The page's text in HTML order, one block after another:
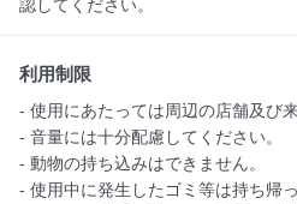
認してください。
利用制限
- 使用にあたっては周辺の店舗及び
- 音量には十分配慮してください。
- 動物の持ち込みはできません。
- 使用中に発生したゴミ等は持ち帰